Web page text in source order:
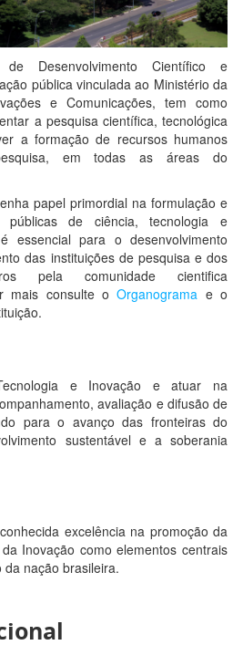
Desenvolvimento Científico e
pública vinculada ao Ministério da
e Comunicações, tem como
a pesquisa científica, tecnológica
a formação de recursos humanos
em todas as áreas do
papel primordial na formulação e
públicas de ciência, tecnologia e
essencial para o desenvolvimento
das instituições de pesquisa e dos
pela comunidade cientifica
mais consulte oOrganograma e o
e Inovação e atuar na
avaliação e difusão de
para o avanço das fronteiras do
sustentável e a soberania
excelência na promoção da
Inovação como elementos centrais
nação brasileira.